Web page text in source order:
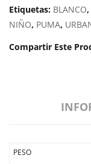
Etiquetas: BLANCO,
NIÑO, PUMA,
Compartir Este
PESO